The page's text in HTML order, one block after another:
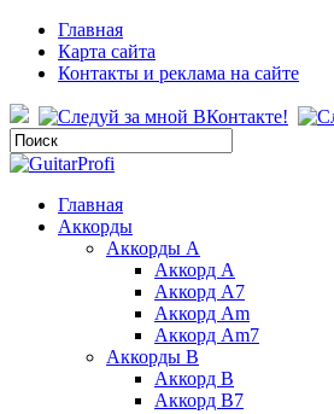
Главная
Карта сайта
Контакты и реклама на сайте
Главная
Аккорды
Аккорды A
Аккорд A
Аккорд A7
Аккорд Am
Аккорд Am7
Аккорды B
Аккорд B
Аккорд B7